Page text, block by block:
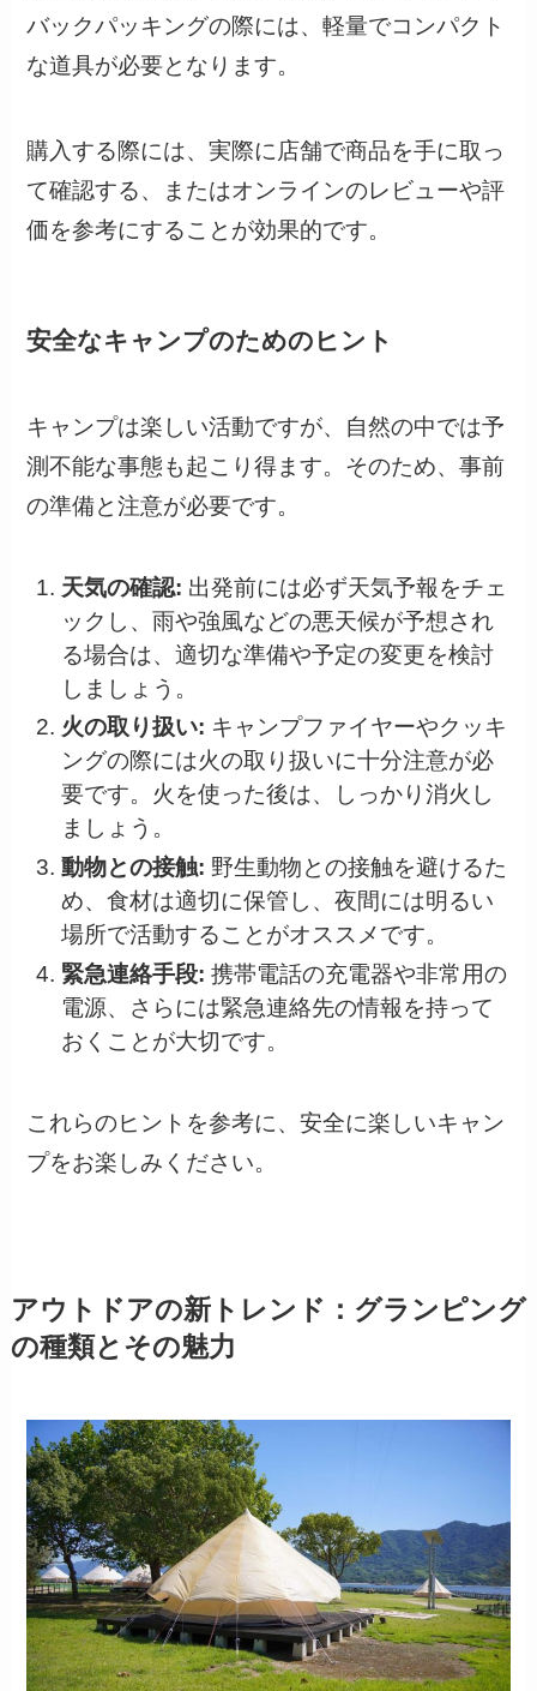
バックパッキングの際には、軽量でコンパクト
な道具が必要となります。
購入する際には、実際に店舗で商品を手に取っ
て確認する、またはオンラインのレビューや評
価を参考にすることが効果的です。
安全なキャンプのためのヒント
キャンプは楽しい活動ですが、自然の中では予
測不能な事態も起こり得ます。そのため、事前
の準備と注意が必要です。
天気の確認: 出発前には必ず天気予報をチェ
ックし、雨や強風などの悪天候が予想され
る場合は、適切な準備や予定の変更を検討
しましょう。
火の取り扱い: キャンプファイヤーやクッキ
ングの際には火の取り扱いに十分注意が必
要です。火を使った後は、しっかり消火し
ましょう。
動物との接触: 野生動物との接触を避けるた
め、食材は適切に保管し、夜間には明るい
場所で活動することがオススメです。
緊急連絡手段: 携帯電話の充電器や非常用の
電源、さらには緊急連絡先の情報を持って
おくことが大切です。
これらのヒントを参考に、安全に楽しいキャン
プをお楽しみください。
アウトドアの新トレンド：グランピング
の種類とその魅力